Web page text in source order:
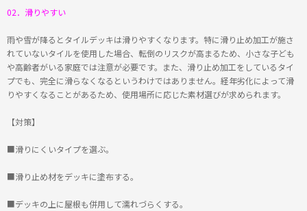
02．滑りやすい
雨や雪が降るとタイルデッキは滑りやすくなります。特に滑り止め加工が施さ
れていないタイルを使用した場合、転倒のリスクが高まるため、小さな子ども
や高齢者がいる家庭では注意が必要です。また、滑り止め加工をしているタイ
プでも、完全に滑らなくなるというわけではありません。経年劣化によって滑
りやすくなることがあるため、使用場所に応じた素材選びが求められます。
【対策】
■滑りにくいタイプを選ぶ。
■滑り止め材をデッキに塗布する。
■デッキの上に屋根も併用して濡れづらくする。